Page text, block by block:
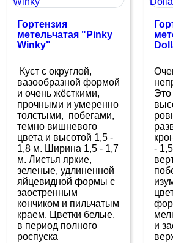
Гортензия
метельчатая "Pinky
Winky"
Куст с округлой,
вазообразной формой
и очень жёсткими,
прочными и умеренно
толстыми, побегами,
темно вишневого
цвета и высотой 1,5 -
1,8 м. Ширина 1,5 - 1,7
м. Листья яркие,
зеленые, удлиненной
яйцевидной формы с
заостренным
кончиком и пильчатым
краем. Цветки белые,
в период полного
роспуска
Это
-
и